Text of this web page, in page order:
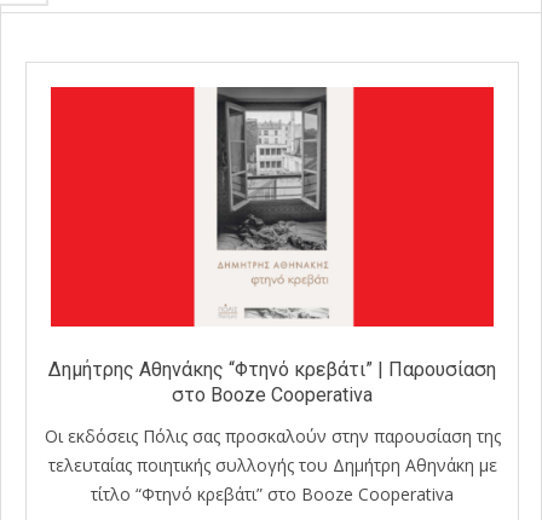
Δημήτρης Αθηνάκης “Φτηνό κρεβάτι” | Παρουσίαση
στο Booze Cooperativa
Οι εκδόσεις Πόλις σας προσκαλούν στην παρουσίαση της
τελευταίας ποιητικής συλλογής του Δημήτρη Αθηνάκη με
τίτλο “Φτηνό κρεβάτι” στο Booze Cooperativa